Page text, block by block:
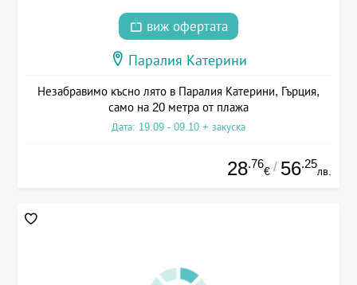
виж офертата
Паралия Катерини
Незабравимо късно лято в Паралия Катерини, Гърция,
само на 20 метра от плажа
Дата: 19.09 - 09.10 + закуска
28.76
€ / 56.25
лв.